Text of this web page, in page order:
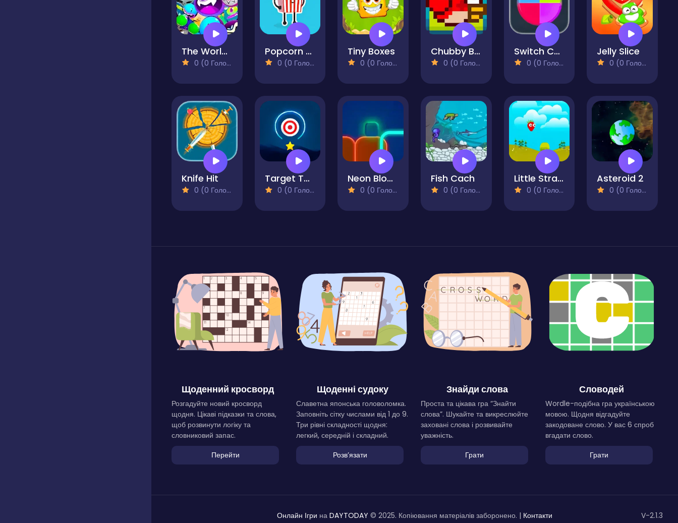
The World Of Bob
0 (0 Голосів)
Popcorn Master
0 (0 Голосів)
Tiny Boxes
0 (0 Голосів)
Chubby Birds
0 (0 Голосів)
Switch Colors
0 (0 Голосів)
Jelly Slice
0 (0 Голосів)
Knife Hit
0 (0 Голосів)
Target Tap Deluxe
0 (0 Голосів)
Neon Block Arcade
0 (0 Голосів)
Fish Cach
0 (0 Голосів)
Little Strawberry
0 (0 Голосів)
Asteroid 2
0 (0 Голосів)
Щоденний кросворд
Розгадуйте новий кросворд
щодня. Цікаві підказки та слова,
щоб розвинути логіку та
словниковий запас.
Перейти
Щоденні судоку
Славетна японська головоломка.
Заповніть сітку числами від 1 до 9.
Три рівні складності щодня:
легкий, середній і складний.
Розвʼязати
Знайди слова
Проста та цікава гра “Знайти
слова”. Шукайте та викреслюйте
заховані слова і розвивайте
уважність.
Грати
Словодей
Wordle-подібна гра українською
мовою. Щодня відгадуйте
закодоване слово. У вас 6 спроб
вгадати слово.
Грати
Онлайн Ігри на DAYTODAY © 2025. Копіювання матеріалів заборонено. | Контакти V-2.1.3